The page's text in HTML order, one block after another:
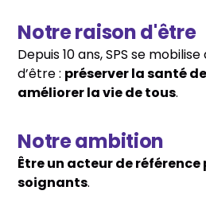
Notre raison d'être
Depuis 10 ans, SPS se
d’être : préserver la santé
améliorer la vie de tous.
Notre ambition
Être un acteur de
soignants.